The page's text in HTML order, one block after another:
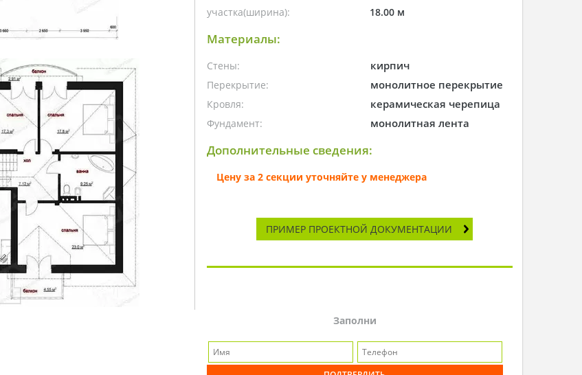
участка(ширина):
18.00 м
Материалы:
Стены: кирпич
Перекрытие: монолитное перекрытие
Кровля: керамическая черепица
Фундамент: монолитная лента
Дополнительные сведения:
Цену за 2 секции уточняйте у менеджера
ПРИМЕР ПРОЕКТНОЙ ДОКУМЕНТАЦИИ
Заполни